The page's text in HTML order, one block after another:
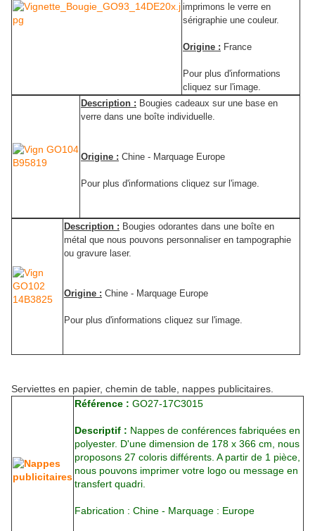
imprimons le verre en
sérigraphie une couleur.
Origine : France
Pour plus d'informations
cliquez sur l'image.
Description : Bougies cadeaux sur une base en
verre dans une boîte individuelle.
Origine : Chine - Marquage Europe
Pour plus d'informations cliquez sur l'image.
Description : Bougies odorantes dans une boîte en
métal que nous pouvons personnaliser en tampographie
ou gravure laser.
Origine : Chine - Marquage Europe
Pour plus d'informations cliquez sur l'image.
Serviettes en papier, chemin de table, nappes publicitaires.
Référence : GO27-17C3015
Descriptif : Nappes de conférences fabriquées en
polyester. D'une dimension de 178 x 366 cm, nous
proposons 27 coloris différents. A partir de 1 pièce,
nous pouvons imprimer votre logo ou message en
transfert quadri.
Fabrication : Chine - Marquage : Europe